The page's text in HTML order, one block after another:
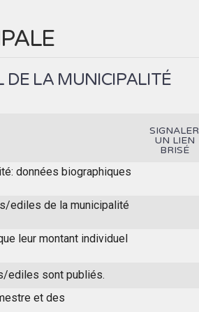
DE LA MUNICIPALITÉ
SIGNALER
UN LIEN
BRISÉ
données biographiques
ediles de la municipalité
leur montant individuel
ediles sont publiés.
et des